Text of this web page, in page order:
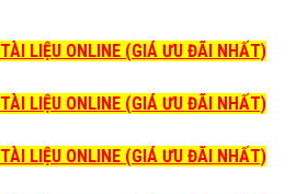
LIỆU ONLINE (GIÁ ƯU ĐÃI NHẤT)
LIỆU ONLINE (GIÁ ƯU ĐÃI NHẤT)
LIỆU ONLINE (GIÁ ƯU ĐÃI NHẤT)